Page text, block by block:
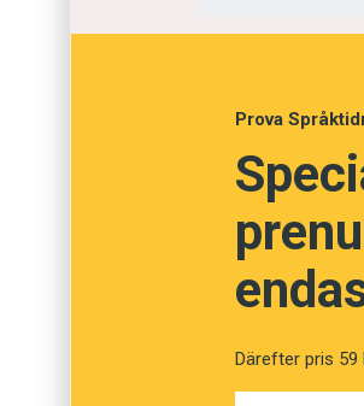
Har du koll
Moatjé
Prova
Därefter pris 59